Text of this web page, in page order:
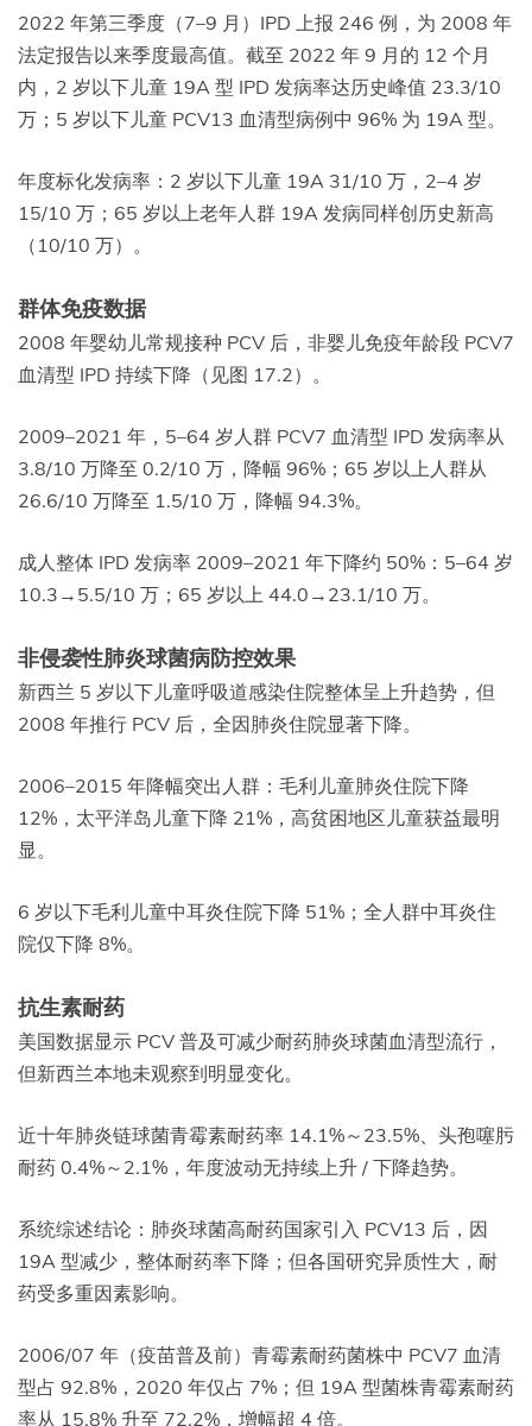
2022 年第三季度（7–9 月）IPD 上报 246 例，为 2008 年
法定报告以来季度最高值。截至 2022 年 9 月的 12 个月
内，2 岁以下儿童 19A 型 IPD 发病率达历史峰值 23.3/10
万；5 岁以下儿童 PCV13 血清型病例中 96% 为 19A 型。
年度标化发病率：2 岁以下儿童 19A 31/10 万，2–4 岁
15/10 万；65 岁以上老年人群 19A 发病同样创历史新高
（10/10 万）。
群体免疫数据
2008 年婴幼儿常规接种 PCV 后，非婴儿免疫年龄段 PCV7
血清型 IPD 持续下降（见图 17.2）。
2009–2021 年，5–64 岁人群 PCV7 血清型 IPD 发病率从
3.8/10 万降至 0.2/10 万，降幅 96%；65 岁以上人群从
26.6/10 万降至 1.5/10 万，降幅 94.3%。
成人整体 IPD 发病率 2009–2021 年下降约 50%：5–64 岁
10.3→5.5/10 万；65 岁以上 44.0→23.1/10 万。
非侵袭性肺炎球菌病防控效果
新西兰 5 岁以下儿童呼吸道感染住院整体呈上升趋势，但
2008 年推行 PCV 后，全因肺炎住院显著下降。
2006–2015 年降幅突出人群：毛利儿童肺炎住院下降
12%，太平洋岛儿童下降 21%，高贫困地区儿童获益最明
显。
6 岁以下毛利儿童中耳炎住院下降 51%；全人群中耳炎住
院仅下降 8%。
抗生素耐药
美国数据显示 PCV 普及可减少耐药肺炎球菌血清型流行，
但新西兰本地未观察到明显变化。
近十年肺炎链球菌青霉素耐药率 14.1%～23.5%、头孢噻肟
耐药 0.4%～2.1%，年度波动无持续上升 / 下降趋势。
系统综述结论：肺炎球菌高耐药国家引入 PCV13 后，因
19A 型减少，整体耐药率下降；但各国研究异质性大，耐
药受多重因素影响。
2006/07 年（疫苗普及前）青霉素耐药菌株中 PCV7 血清
型占 92.8%，2020 年仅占 7%；但 19A 型菌株青霉素耐药
率从 15.8% 升至 72.2%，增幅超 4 倍。